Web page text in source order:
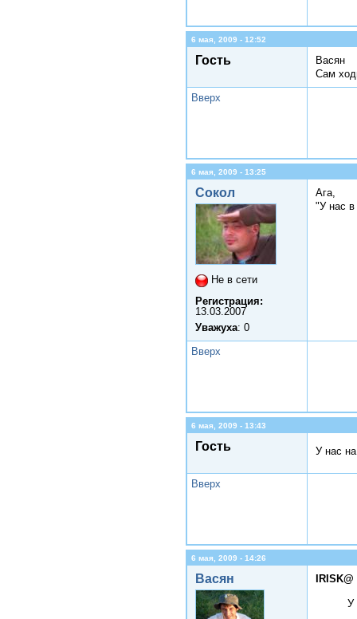
6 мая, 2009 - 12:52
Гость
Васян
Сам
Вверх
6 мая, 2009 - 13:25
Сокол
Не в сети
Регистрация:
13.03.2007
Уважуха: 0
Ага,
"У нас в
Вверх
6 мая, 2009 - 13:43
Гость У нас
Вверх
6 мая, 2009 - 14:26
Васян
У